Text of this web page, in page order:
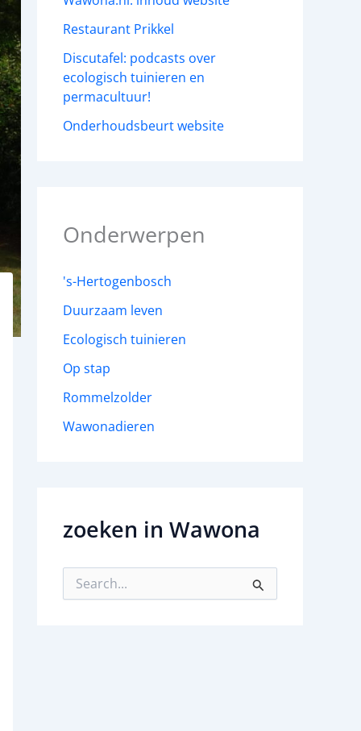
Restaurant Prikkel
Discutafel: podcasts over
ecologisch tuinieren en
permacultuur!
Onderhoudsbeurt website
Onderwerpen
's-Hertogenbosch
Duurzaam leven
Ecologisch tuinieren
Op stap
Rommelzolder
Wawonadieren
zoeken in Wawona